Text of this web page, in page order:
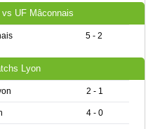
UF Mâconnais
5 - 2
Lyon
2 - 1
4 - 0